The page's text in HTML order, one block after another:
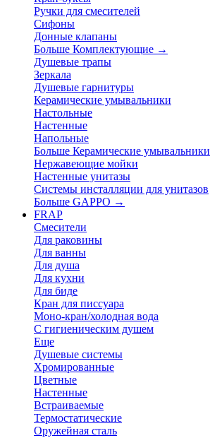
Ручки для смесителей
Сифоны
Донные клапаны
Больше Комплектующие →
Душевые трапы
Зеркала
Душевые гарнитуры
Керамические умывальники
Настольные
Настенные
Напольные
Больше Керамические умывальники
Нержавеющие мойки
Настенные унитазы
Системы инсталляции для унитазов
Больше GAPPO →
FRAP
Смесители
Для раковины
Для ванны
Для душа
Для кухни
Для биде
Кран для писсуара
Моно-кран/холодная вода
С гигиеническим душем
Еще
Душевые системы
Хромированные
Цветные
Настенные
Встраиваемые
Термостатические
Оружейная сталь